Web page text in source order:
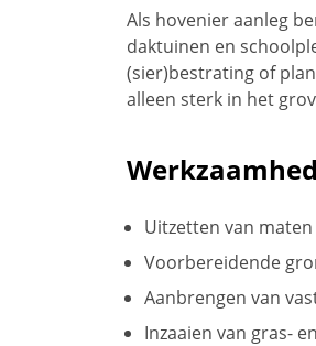
Als hovenier aanleg
daktuinen en
(sier)bestrating of
alleen sterk in het
Uitzetten van
Voorbereidende
Aanbrengen van
Inzaaien van gras-